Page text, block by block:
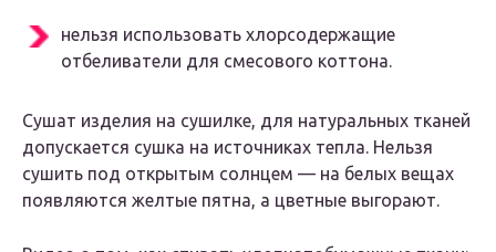
нельзя использовать хлорсодержащие
отбеливатели для смесового коттона.
Сушат изделия на сушилке, для натуральных тканей
допускается сушка на источниках тепла. Нельзя
сушить под открытым солнцем — на белых вещах
появляются желтые пятна, а цветные выгорают.